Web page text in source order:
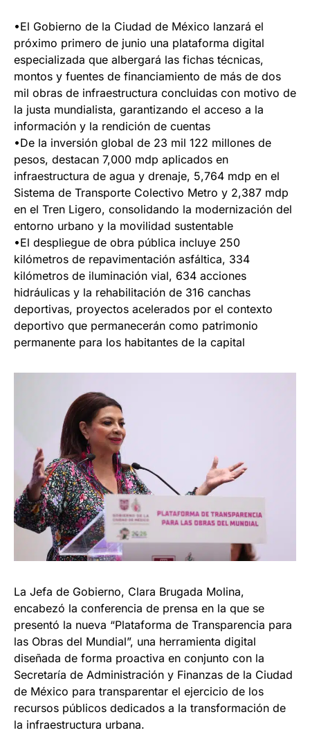
•El Gobierno de la Ciudad de México lanzará el
próximo primero de junio una plataforma digital
especializada que albergará las fichas técnicas,
montos y fuentes de financiamiento de más de dos
mil obras de infraestructura concluidas con motivo de
la justa mundialista, garantizando el acceso a la
información y la rendición de cuentas
•De la inversión global de 23 mil 122 millones de
pesos, destacan 7,000 mdp aplicados en
infraestructura de agua y drenaje, 5,764 mdp en el
Sistema de Transporte Colectivo Metro y 2,387 mdp
en el Tren Ligero, consolidando la modernización del
entorno urbano y la movilidad sustentable
•El despliegue de obra pública incluye 250
kilómetros de repavimentación asfáltica, 334
kilómetros de iluminación vial, 634 acciones
hidráulicas y la rehabilitación de 316 canchas
deportivas, proyectos acelerados por el contexto
deportivo que permanecerán como patrimonio
permanente para los habitantes de la capital
La Jefa de Gobierno, Clara Brugada Molina,
encabezó la conferencia de prensa en la que se
presentó la nueva “Plataforma de Transparencia para
las Obras del Mundial”, una herramienta digital
diseñada de forma proactiva en conjunto con la
Secretaría de Administración y Finanzas de la Ciudad
de México para transparentar el ejercicio de los
recursos públicos dedicados a la transformación de
la infraestructura urbana.